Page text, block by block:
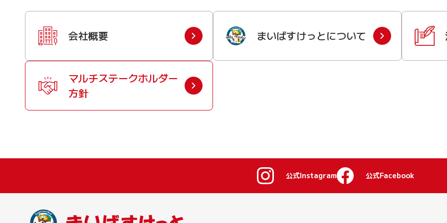
会社概要 まいばすけっとについて
マルチステークホルダー
方針
公式Instagram 公式Facebook